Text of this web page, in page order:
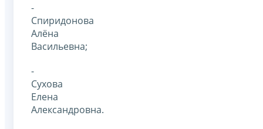
-
Спиридонова
Алёна
Васильевна;
-
Сухова
Елена
Александровна.